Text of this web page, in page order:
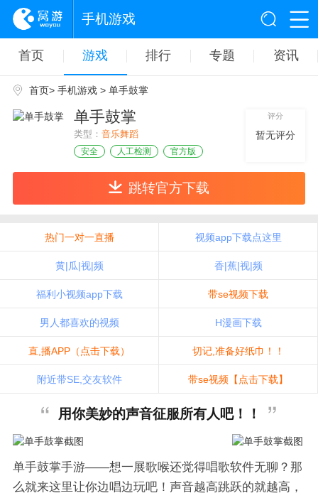
手机游戏
首页 游戏 排行 专题 资讯
首页> 手机游戏> 单手鼓掌
单手鼓掌
类型： 音乐舞蹈
安全 人工检测 官方版
评分
暂无评分
跳转官方下载
热门一对一直播 视频app下载点这里
黄|瓜|视|频 香|蕉|视|频
福利小视频app下载 带se视频下载
男人都喜欢的视频 H漫画下载
直,播APP（点击下载） 切记,准备好纸巾！！
附近带SE,交友软件 带se视频【点击下载】
用你美妙的声音征服所有人吧！！
单手鼓掌手游——想一展歌喉还觉得唱歌软件无聊？那
么就来这里让你边唱边玩吧！声音越高跳跃的就越高，